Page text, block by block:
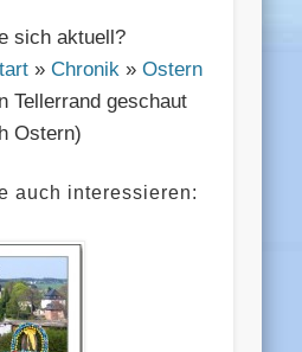
sich aktuell?
»Chronik »Ostern
Tellerrand geschaut
Ostern)
auch interessieren: